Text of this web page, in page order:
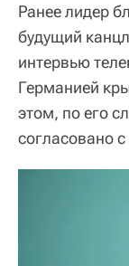
Ранее лидер
будущий
интервью
Германией
этом, по его
согласовано